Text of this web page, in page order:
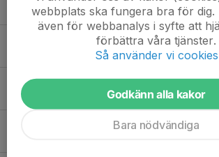
Linus Sievert
Milo Nordstrand
Måns Andersson
Måns Borgcrantz
webbplats ska fungera bra för dig.
även för webbanalys i syfte att
förbättra våra tjänster.
Så använder vi cookies
Godkänn alla kakor
Bara nödvändiga